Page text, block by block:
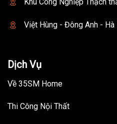
Việt Hùng - Đông Anh - Hà
Dịch Vụ
Về 35SM Home
Thi Công Nội Thất